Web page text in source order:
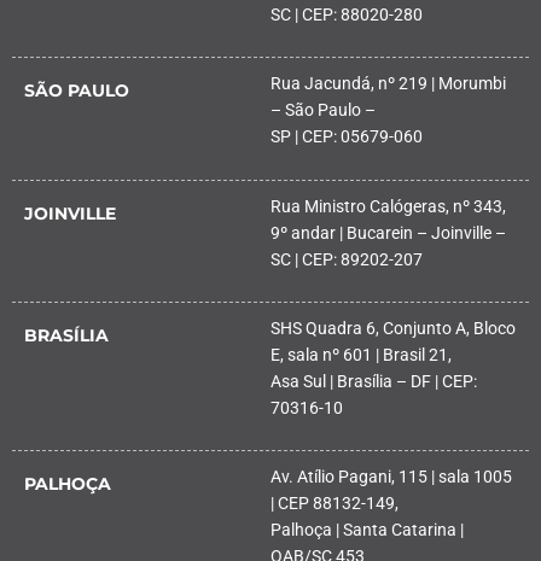
SC | CEP: 88020-280
SÃO PAULO
Rua Jacundá, nº 219 | Morumbi
– São Paulo –
SP | CEP: 05679-060
JOINVILLE
Rua Ministro Calógeras, nº 343,
9º andar | Bucarein – Joinville –
SC | CEP: 89202-207
BRASÍLIA
SHS Quadra 6, Conjunto A, Bloco
E, sala nº 601 | Brasil 21,
Asa Sul | Brasília – DF | CEP:
70316-10
PALHOÇA
Av. Atílio Pagani, 115 | sala 1005
| CEP 88132-149,
Palhoça | Santa Catarina |
OAB/SC 453